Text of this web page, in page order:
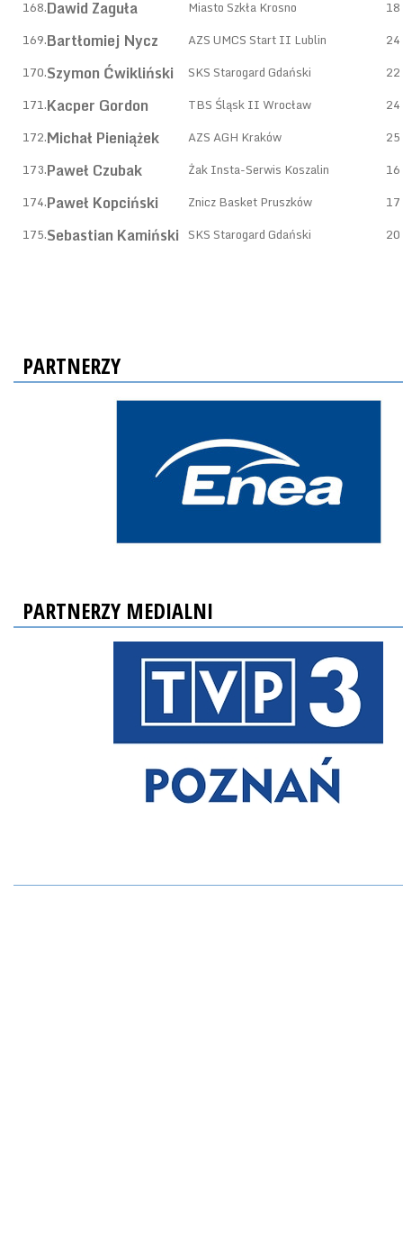
168.Dawid Zaguła Miasto Szkła Krosno
18
169.Bartłomiej Nycz AZS UMCS Start II Lublin
24
170.Szymon Ćwikliński SKS Starogard Gdański
22
171.Kacper Gordon TBS Śląsk II Wrocław
24
172.Michał Pieniążek AZS AGH Kraków
25
173.Paweł Czubak Żak Insta-Serwis Koszalin
16
174.Paweł Kopciński Znicz Basket Pruszków
17
175.Sebastian Kamiński SKS Starogard Gdański 20
PARTNERZY
PARTNERZY MEDIALNI